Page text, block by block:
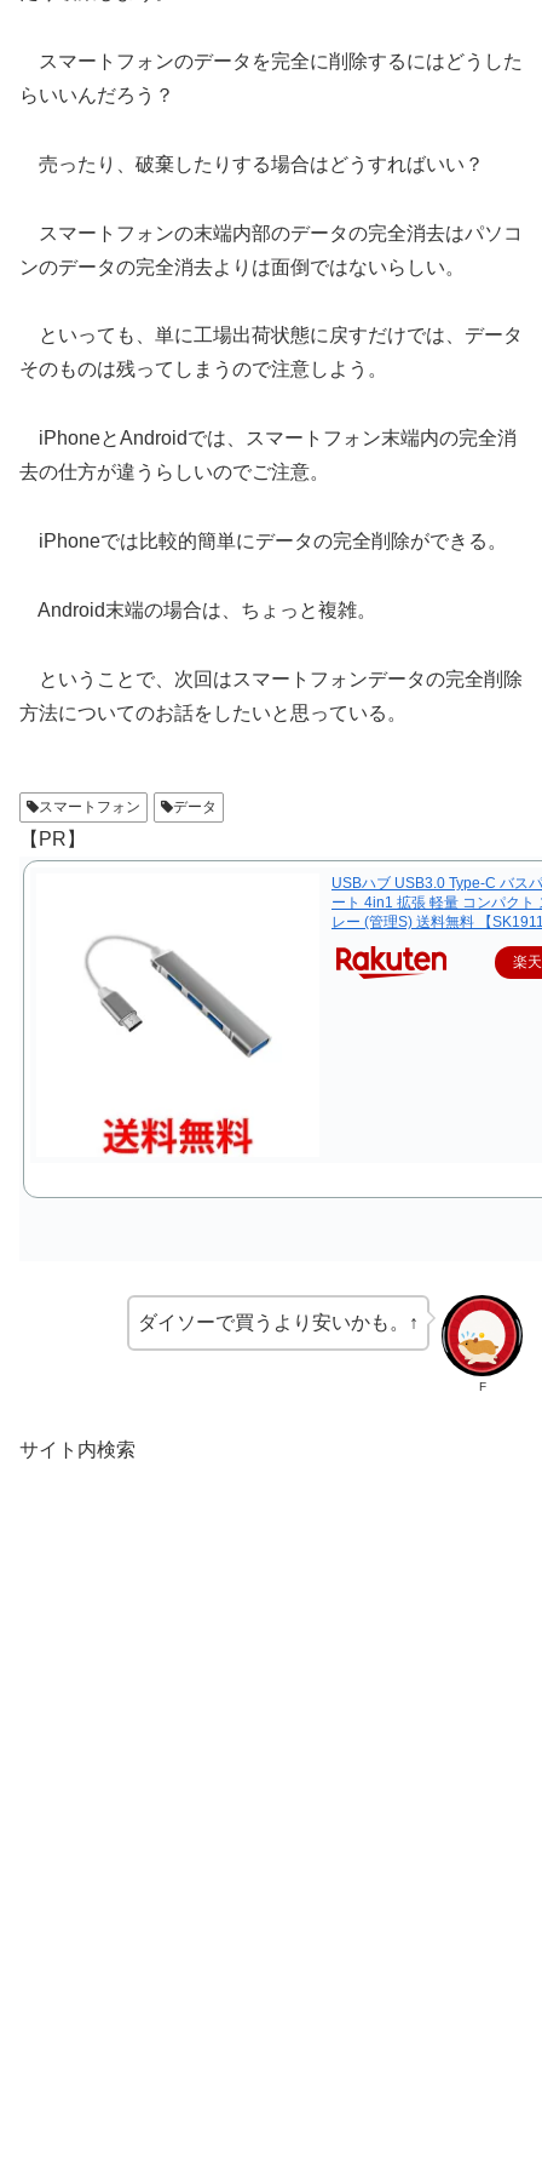
スマートフォンのデータを完全に削除するにはどうした
らいいんだろう？
売ったり、破棄したりする場合はどうすればいい？
スマートフォンの末端内部のデータの完全消去はパソコ
ンのデータの完全消去よりは面倒ではないらしい。
といっても、単に工場出荷状態に戻すだけでは、データ
そのものは残ってしまうので注意しよう。
iPhoneとAndroidでは、スマートフォン末端内の完全消
去の仕方が違うらしいのでご注意。
iPhoneでは比較的簡単にデータの完全削除ができる。
Android末端の場合は、ちょっと複雑。
ということで、次回はスマートフォンデータの完全削除
方法についてのお話をしたいと思っている。
スマートフォン データ
【PR】
USBハブ USB3.0 Type-C バス
ート 4in1 拡張 軽量 コンパクト
レー (管理S) 送料無料 【
楽
F
ダイソーで買うより安いかも。↑
サイト内検索